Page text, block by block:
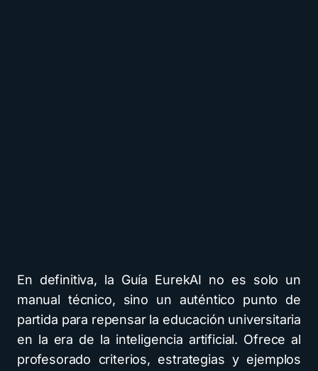
En definitiva, la Guía EurekAI no es solo un
manual técnico, sino un auténtico punto de
partida para repensar la educación universitaria
en la era de la inteligencia artificial. Ofrece al
profesorado criterios, estrategias y ejemplos